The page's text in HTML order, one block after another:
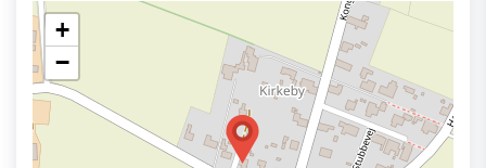
+
−